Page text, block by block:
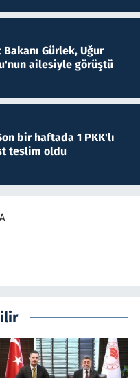
Gürlek, Uğur
ailesiyle görüştü
bir haftada 1 PKK'lı
teslim oldu